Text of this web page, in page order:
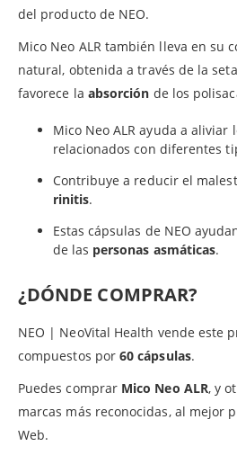
del producto de NEO.
Mico Neo ALR también lleva en su
natural, obtenida a través de la
favorece la absorción de los
Mico Neo ALR ayuda a aliviar
relacionados con diferentes
Contribuye a reducir el
rinitis.
Estas cápsulas de NEO
de las personas asmáticas.
¿DÓNDE COMPRAR?
NEO | NeoVital Health vende este
compuestos por60 cápsulas.
Puedes comprar Mico Neo ALR, y
marcas más reconocidas, al mejor
Web.